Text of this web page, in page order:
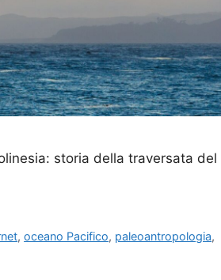
storia della traversata del
,oceano Pacifico, paleoantropologia,